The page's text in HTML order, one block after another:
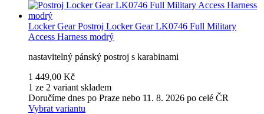
Locker Gear Postroj Locker Gear LK0746 Full Military
Access Harness modrý
nastavitelný pánský postroj s karabinami
1 449,00 Kč
1 ze 2 variant skladem
Doručíme dnes po Praze nebo 11. 8. 2026 po celé ČR
Vybrat variantu